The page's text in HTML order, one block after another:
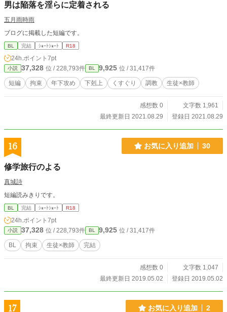
男は陥落を淫らに定着される
五月雨時雨
ブログに掲載した短編です。
BL 完結 ｼｮｰﾄｼｮｰﾄ R18
24h.ポイント 7pt
小説 37,328 位 / 228,793件 BL 9,925 位 / 31,417件
短編 拘束 年下攻め 下剋上 くすぐり 調教 生徒×教師
感想数 0
文字数 1,961
最終更新日 2021.08.29
登録日 2021.08.29
16 お気に入り追加 30
修学旅行のよる
真城詩
短編読みきりです。
BL 完結 ｼｮｰﾄｼｮｰﾄ R18
24h.ポイント 7pt
小説 37,328 位 / 228,793件 BL 9,925 位 / 31,417件
BL 拘束 生徒×教師 完結
感想数 0
文字数 1,047
最終更新日 2019.05.02
登録日 2019.05.02
17 お気に入り追加 2